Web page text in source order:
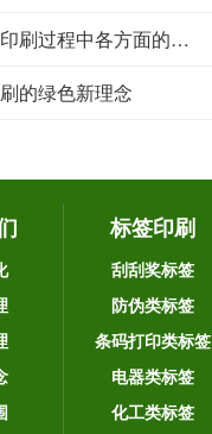
黄石手提袋印刷过程中各方面的影响
的绿色新理念
标签印刷
刮刮奖标签
防伪类标签
条码打印类标签
电器类标签
化工类标签